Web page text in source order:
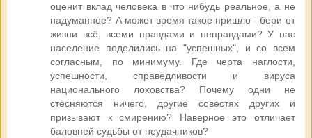
оценит вклад человека в что нибудь реальное, а не
надуманное? А может время такое пришло - бери от
жизни всё, всеми правдами и неправдами? У нас
население поделились на "успешных", и со всем
согласным, по минимуму. Где черта наглости,
успешности, справедливости и вируса
национального лоховства? Почему одни не
стесняются ничего, другие совестях других и
призывают к смирению? Наверное это отличает
баловней судьбы от неудачников?